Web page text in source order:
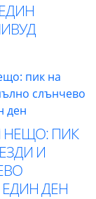
НЕЩО: ПИК
И
ДЕН